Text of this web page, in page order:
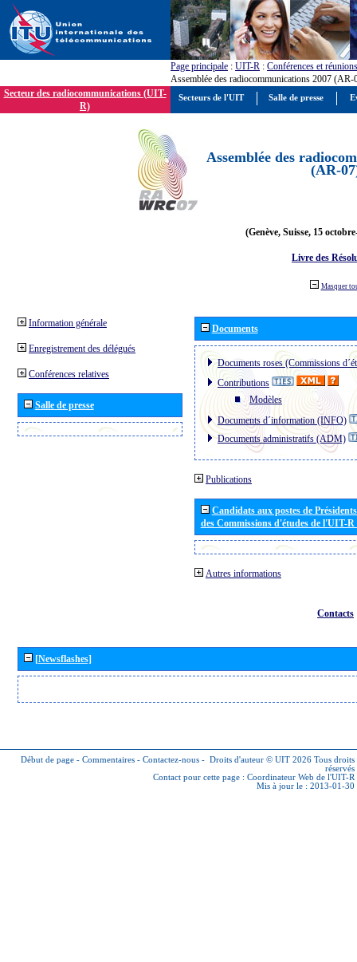
Page principale : UIT-R : Conférences et réunions
Assemblée des radiocommunications 2007 (AR-
Secteur des radiocommunications (UIT-
R)
Assemblée des
(AR-
(Genève, Suisse, 15
Livre des
Masquer
Information générale
Enregistrement des délégués
Conférences relatives
Salle de presse
Documents
Documents roses (Commissions
Contributions
Modèles
Documents d´information (INFO)
Documents administratifs (ADM)
Publications
Candidats aux postes de
des Commissions d'études de l'UIT-
Autres informations
Contacts
[Newsflashes]
Début de page - Commentaires - Contactez-nous - Droits d'auteur © UIT 2026 Tous droits
réservés
Contact pour cette page : Coordinateur Web de l'UIT-R
Mis à jour le : 2013-01-30
Secteurs de l'UIT Salle de presse